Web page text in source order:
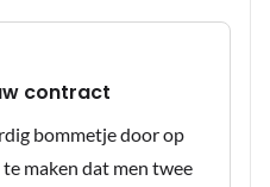
contract
bommetje door op
maken dat men twee